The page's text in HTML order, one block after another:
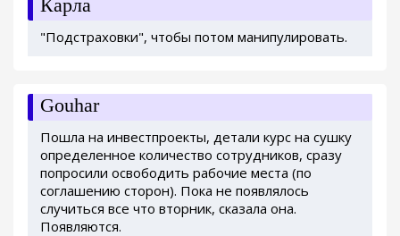
Карла
"Подстраховки", чтобы потом манипулировать.
Gouhar
Пошла на инвестпроекты, детали курс на сушку
определенное количество сотрудников, сразу
попросили освободить рабочие места (по
соглашению сторон). Пока не появлялось
случиться все что вторник, сказала она.
Появляются.